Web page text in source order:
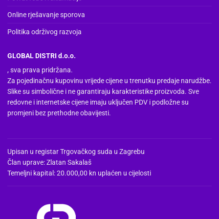
Online rješavanje sporova
Politika održivog razvoja
GLOBAL DISTRI d.o.o.
, sva prava pridržana.
Za pojedinačnu kupovinu vrijede cijene u trenutku predaje narudžbe.
Slike su simbolične i ne garantiraju karakteristike proizvoda. Sve
redovne i internetske cijene imaju uključen PDV i podložne su
promjeni bez prethodne obavijesti.
Upisan u registar Trgovačkog suda u Zagrebu
Član uprave: Zlatan Sakalaš
Temeljni kapital: 20.000,00 kn uplaćen u cijelosti